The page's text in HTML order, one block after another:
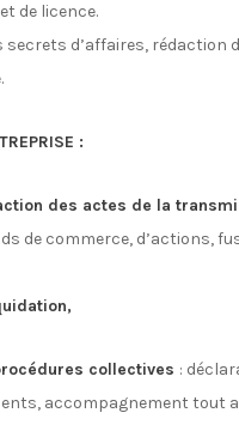
de licence.
secrets d’affaires, rédaction
:
des actes de la
de commerce, d’actions,
collectives :
accompagnement tout